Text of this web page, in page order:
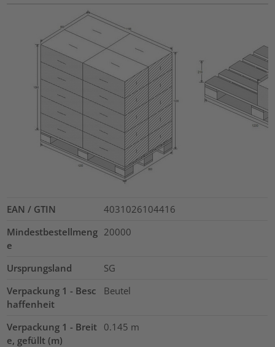
EAN / GTIN
4031026104416
Mindestbestellmeng
e
20000
Ursprungsland
SG
Verpackung 1 - Besc
haffenheit
Beutel
Verpackung 1 - Breit
e, gefüllt (m)
0.145 m